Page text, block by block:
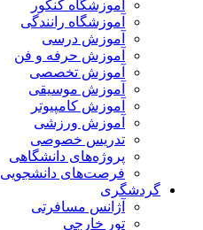
آموزشگاه کنکور
آموزشگاه رانندگی
آموزش درسی
آموزش حرفه و فن
آموزش تخصصی
آموزش موسیقی
آموزش کامپیوتر
آموزش ورزشی
تدریس خصوصی
پروژه‌های دانشگاهی
فرصت‌های دانشجویی
گردشگری
آژانس مسافرتی
تور خارجی